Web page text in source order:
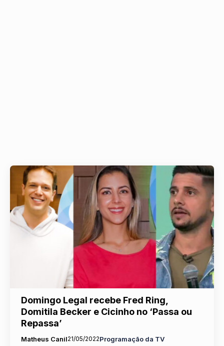
Domingo Legal recebe Fred Ring,
Domitila Becker e Cicinho no ‘Passa ou
Repassa’
Matheus Canil21/05/2022Programação da TV